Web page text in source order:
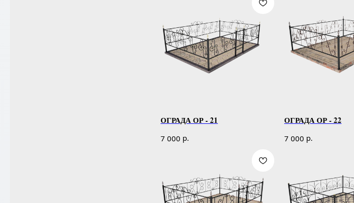
ОГРАДА ОР - 21
7 000 р.
ОГРАДА ОР - 22
7 000 р.